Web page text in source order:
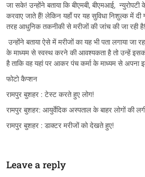
जा सके! उन्होंने बताया कि बीएमबी, बीएमआई, न्युरोपटी
करवाए जाते हैं! लेकिन यहाँ पर यह सुविधा निशुल्क में दी
तरह आधुनिक तकनीकी से मरीजों की जांच की जा रही है!
उन्होंने बताया ऐसे में मरीजों का यह भी पता लगाया जा
के माध्यम से स्वस्थ करने की आवश्यकता है तो उन्हें
है ताकि वह यहां पर आकर पंच कर्मा के माध्यम से
फोटो कैप्शन
रामपुर बुशहर : टेस्ट करते हुए लोग!
रामपुर बुशहर: आयुर्वेदिक अस्पताल के बाहर लोगों की
रामपुर बुशहर : डाक्टर मरीजों को देखते हुए!
Leave a reply